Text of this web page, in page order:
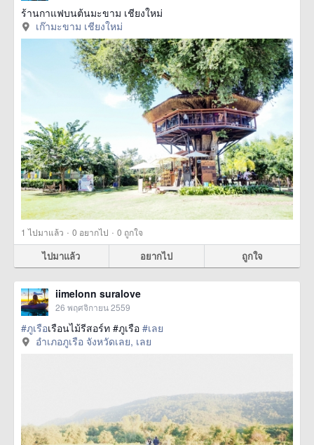
ร้านกาแฟบนต้นมะขาม เชียงใหม่
เก๊ามะขาม เชียงใหม่
1 ไปมาแล้ว · 0 อยากไป · 0 ถูกใจ
ไปมาแล้ว อยากไป ถูกใจ
iimelonn suralove
26 พฤศจิกายน 2559
#ภูเรือเรือนไม้รีสอร์ท #ภูเรือ #เลย
อำเภอภูเรือ จังหวัดเลย, เลย